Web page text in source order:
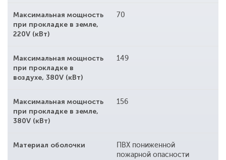
Максимальная мощность
при прокладке в земле,
220V (кВт)
70
Максимальная мощность
при прокладке в
воздухе, 380V (кВт)
149
Максимальная мощность
при прокладке в земле,
380V (кВт)
156
Материал оболочки
ПВХ пониженной
пожарной опасности